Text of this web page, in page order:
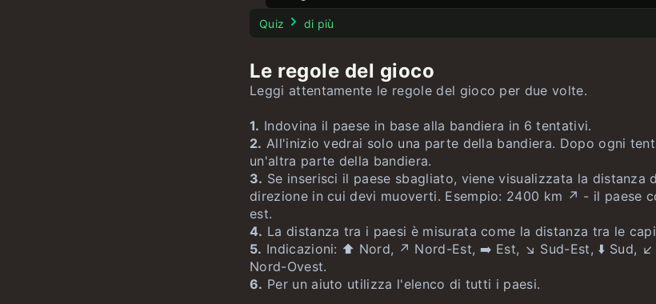
Wordle italiano
Gioco dell’8
Gioco delle equazioni illimitati
Gioco dei Paesi
Gioco delle bandiere USA
Test di Stroop
Quiz di più
Le regole del gioco
Leggi attentamente le regole del gioco per due volte.
1. Indovina il paese in base alla bandiera in 6 tentativi.
2. All'inizio vedrai solo una parte della bandiera. Dopo ogni
un'altra parte della bandiera.
3. Se inserisci il paese sbagliato, viene visualizzata la distanza
direzione in cui devi muoverti. Esempio: 2400 km ↗️ - il paese
est.
4. La distanza tra i paesi è misurata come la distanza tra le
5. Indicazioni: ⬆️ Nord, ↗️ Nord-Est, ➡️ Est, ↘️ Sud-Est, ⬇️ Sud,
Nord-Ovest.
6. Per un aiuto utilizza l'elenco di tutti i paesi.